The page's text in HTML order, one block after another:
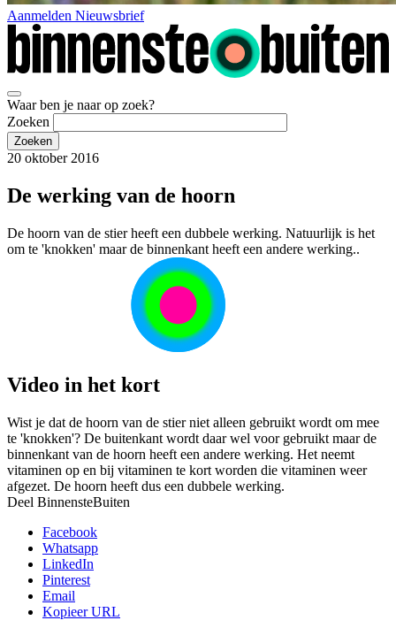
Aanmelden Nieuwsbrief
Waar ben je naar op zoek?
Zoeken
20 oktober 2016
De werking van de hoorn
De hoorn van de stier heeft een dubbele werking. Natuurlijk is het
om te 'knokken' maar de binnenkant heeft een andere werking..
Video in het kort
Wist je dat de hoorn van de stier niet alleen gebruikt wordt om mee
te 'knokken'? De buitenkant wordt daar wel voor gebruikt maar de
binnenkant van de hoorn heeft een andere werking. Het neemt
vitaminen op en bij vitaminen te kort worden die vitaminen weer
afgezet. De hoorn heeft dus een dubbele werking.
Deel BinnensteBuiten
Facebook
Whatsapp
LinkedIn
Pinterest
Email
Kopieer URL